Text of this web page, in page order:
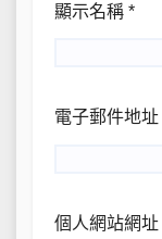
顯示名稱 *
電子郵件地址
個人網站網址